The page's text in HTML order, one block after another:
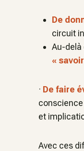
De
circuit
Au-delà
«
· De faire
et
Avec ces